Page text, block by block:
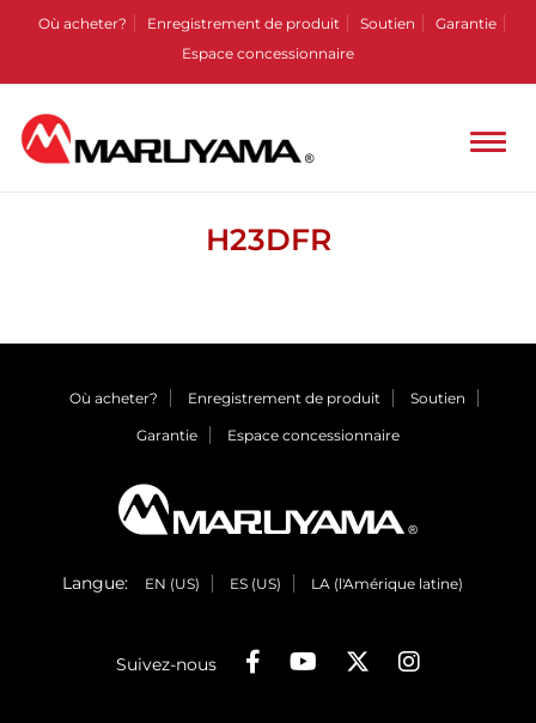
Où acheter? Enregistrement de produit Soutien
Garantie
Espace concessionnaire
H23DFR
Où acheter? Enregistrement de produit Soutien
Garantie Espace concessionnaire
Langue: EN (US) ES (US) LA (l'Amérique latine)
Suivez-nous